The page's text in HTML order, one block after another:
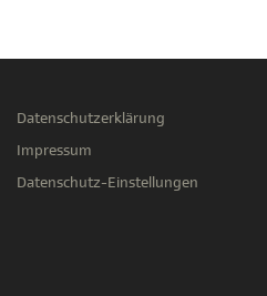
Datenschutzerklärung
Impressum
Datenschutz-Einstellungen